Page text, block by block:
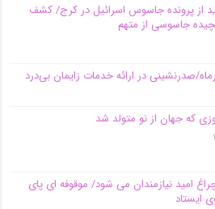
از پرونده جاسوس اسرائیل در کرج/‌ کشف
جاسوسی از متهم
که جهان از نو متولد شد
امید نیازمندان می شود/ موقوفه ای پای
ایستاد